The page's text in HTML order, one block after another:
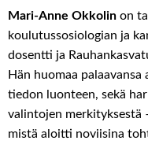
Mari-Anne Okkolin on
koulutussosiologian ja
dosentti ja
Hän huomaa
tiedon luonteen, sekä
valintojen merkityksestä
mistä aloitti noviisina